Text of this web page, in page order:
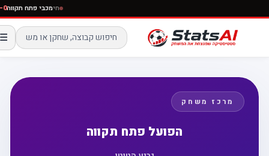
חימכבי פתח
☰
מרכז משחק
הפועל פתח תקווה